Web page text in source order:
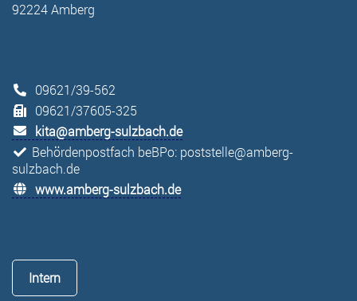
92224 Amberg
09621/39-562
09621/37605-325
kita@amberg-sulzbach.de
Behördenpostfach beBPo: poststelle@amberg-
sulzbach.de
www.amberg-sulzbach.de
Intern